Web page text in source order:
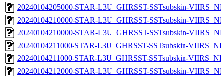
20240104205000-STAR-L3U_GHRSST-SSTsubskin-
20240104210000-STAR-L3U_GHRSST-SSTsubskin-
20240104210000-STAR-L3U_GHRSST-SSTsubskin-
20240104211000-STAR-L3U_GHRSST-SSTsubskin-
20240104211000-STAR-L3U_GHRSST-SSTsubskin-
20240104212000-STAR-L3U_GHRSST-SSTsubskin-